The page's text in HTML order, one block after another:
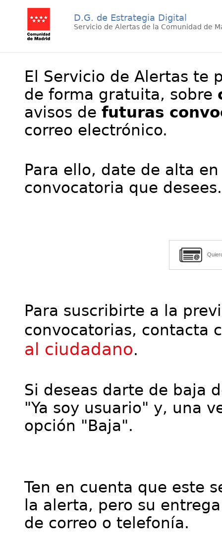
D.G. de Estrategia Digital
Servicio de Alertas de la Comunidad de
El Servicio de Alertas te
de forma gratuita, sobre
avisos de futuras
correo electrónico.
Para ello, date de alta
convocatoria que desees.
Para suscribirte a la
convocatorias, contacta
al ciudadano.
Si deseas darte de baja
"Ya soy usuario" y, una
opción "Baja".
Ten en cuenta que este
la alerta, pero su
de correo o telefonía.